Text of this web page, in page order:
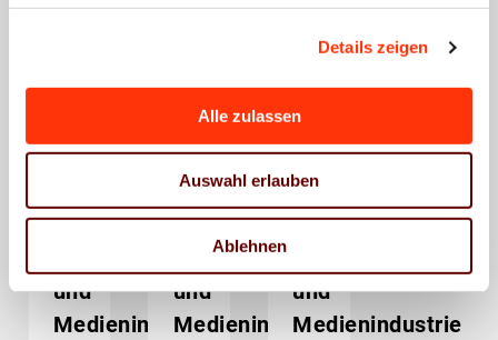
Details zeigen
Alle zulassen
Auswahl erlauben
Ablehnen
BVDM-
Branchendaten:
Deutsche
und
Medienindustrie
Wirtschaftspolitik
BVDM-
Branchendaten:
Deutsche
Druck-
und
Medienindustrie
Wirtschaftspolitik
BVDM-
Branchendaten:
Deutsche
und
Medienindustrie